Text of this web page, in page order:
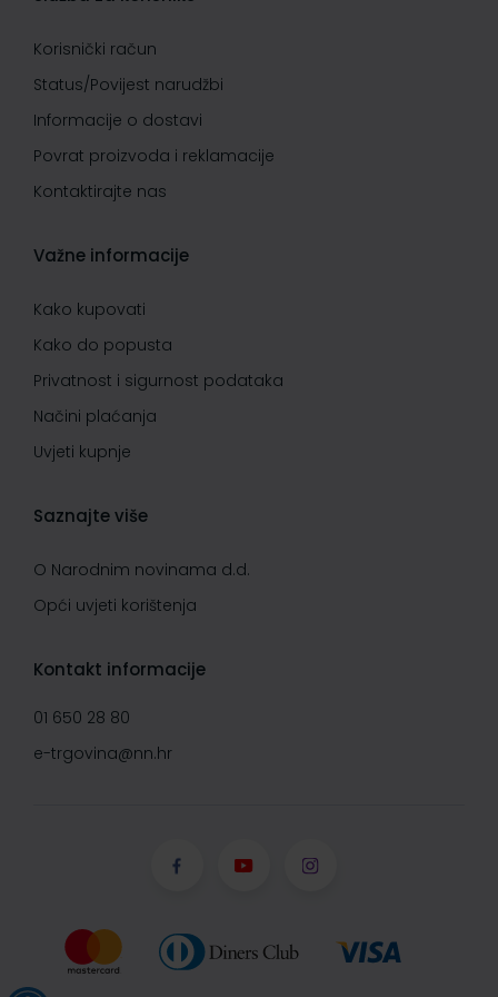
Korisnički račun
Status/Povijest narudžbi
Informacije o dostavi
Povrat proizvoda i reklamacije
Kontaktirajte nas
Važne informacije
Kako kupovati
Kako do popusta
Privatnost i sigurnost podataka
Načini plaćanja
Uvjeti kupnje
Saznajte više
O Narodnim novinama d.d.
Opći uvjeti korištenja
Kontakt informacije
01 650 28 80
e-trgovina@nn.hr